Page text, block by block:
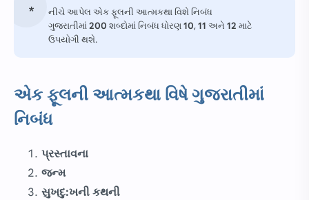
નીચે આપેલ એક ફૂલની આત્મકથા વિશે નિબંધ
ગુજરાતીમાં200 શબ્દોમાં નિબંધ ધોરણ10,11 અને 12 માટે
ઉપયોગી થશે.
એક ફૂલની આત્મકથા વિષે ગુજરાતીમાં
નિબંધ
પ્રસ્તાવના
જન્મ
સુખદુ:ખની કથની